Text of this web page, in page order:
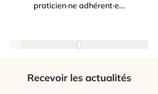
praticien·ne adhérent·e...
Recevoir les actualités